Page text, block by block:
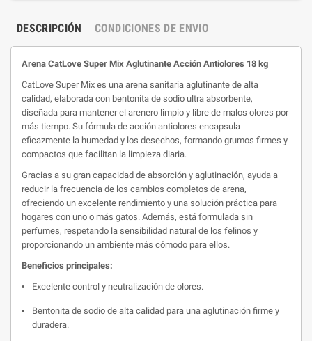
DESCRIPCIÓN CONDICIONES DE ENVIO
Arena CatLove Super Mix Aglutinante Acción Antiolores 18 kg
CatLove Super Mix es una arena sanitaria aglutinante de alta
calidad, elaborada con bentonita de sodio ultra absorbente,
diseñada para mantener el arenero limpio y libre de malos olores por
más tiempo. Su fórmula de acción antiolores encapsula
eficazmente la humedad y los desechos, formando grumos firmes y
compactos que facilitan la limpieza diaria.
Gracias a su gran capacidad de absorción y aglutinación, ayuda a
reducir la frecuencia de los cambios completos de arena,
ofreciendo un excelente rendimiento y una solución práctica para
hogares con uno o más gatos. Además, está formulada sin
perfumes, respetando la sensibilidad natural de los felinos y
proporcionando un ambiente más cómodo para ellos.
Beneficios principales:
Excelente control y neutralización de olores.
Bentonita de sodio de alta calidad para una aglutinación firme y
duradera.